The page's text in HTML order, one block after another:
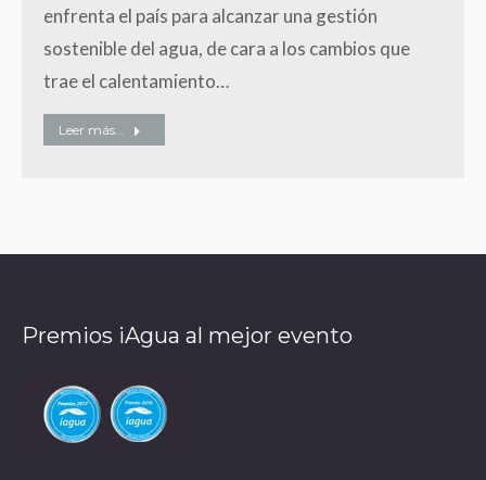
enfrenta el país para alcanzar una gestión
sostenible del agua, de cara a los cambios que
trae el calentamiento…
Leer más...
Premios iAgua al mejor evento